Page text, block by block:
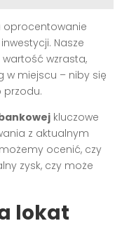
oprocentowanie
Nasze
wzrasta,
w miejscu – niby się
przodu.
kluczowe
z aktualnym
ocenić, czy
zysk, czy może
lokat